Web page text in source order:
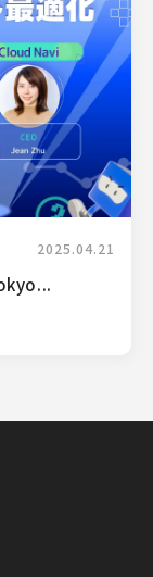
2025.04.21